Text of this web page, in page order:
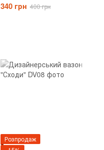
340 грн 400 грн
Розпродаж